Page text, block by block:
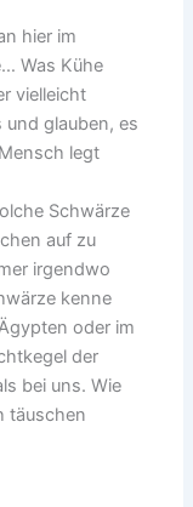
hier im
Was Kühe
vielleicht
glauben, es
legt
Schwärze
auf zu
irgendwo
kenne
oder im
der
bei uns. Wie
täuschen